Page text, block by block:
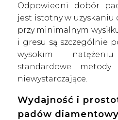
Odpowiedni dobór
jest istotny w
przy minimalnym
i gresu są szczególnie
wysokim
standardowe
niewystarczające.
Wydajność i
padów